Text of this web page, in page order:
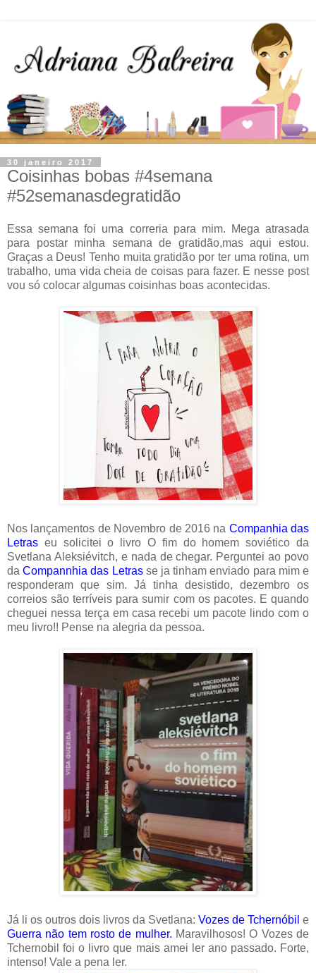
30 janeiro 2017
Coisinhas bobas #4semana
#52semanasdegratidão
Essa semana foi uma correria para mim. Mega atrasada
para postar minha semana de gratidão,mas aqui estou.
Graças a Deus! Tenho muita gratidão por ter uma rotina, um
trabalho, uma vida cheia de coisas para fazer. E nesse post
vou só colocar algumas coisinhas boas acontecidas.
Nos lançamentos de Novembro de 2016 na Companhia das
Letras eu solicitei o livro O fim do homem soviético da
Svetlana Aleksiévitch, e nada de chegar. Perguntei ao povo
daCompannhia das Letrasse ja tinham enviado para mim e
responderam que sim. Já tinha desistido, dezembro os
correios são terríveis para sumir com os pacotes. E quando
cheguei nessa terça em casa recebi um pacote lindo com o
meu livro!! Pense na alegria da pessoa.
Já li os outros dois livros da Svetlana: Vozes de Tchernóbil e
Guerra não tem rosto de mulher. Maravilhosos! O Vozes de
Tchernobil foi o livro que mais amei ler ano passado. Forte,
intenso! Vale a pena ler.